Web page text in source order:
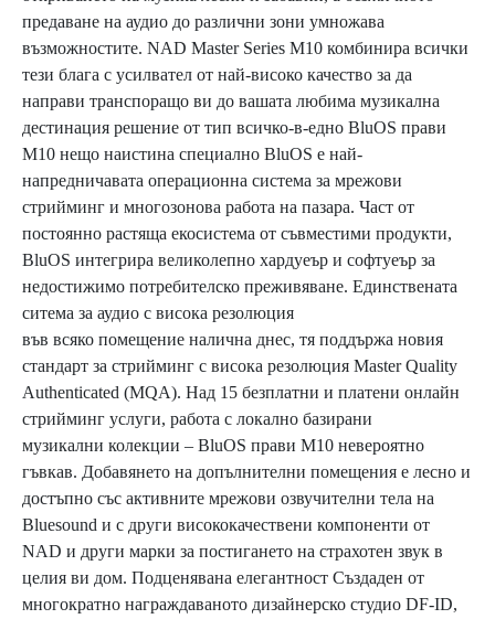
предаване на аудио до различни зони умножава
възможностите. NAD Master Series M10 комбинира всички
тези блага с усилвател от най-високо качество за да
направи транспоращо ви до вашата любима музикална
дестинация решение от тип всичко-в-едно BluOS прави
M10 нещо наистина специално BluOS е най-
напредничавата операционна система за мрежови
стрийминг и многозонова работа на пазара. Част от
постоянно растяща екосистема от съвместими продукти,
BluOS интегрира великолепно хардуеър и софтуеър за
недостижимо потребителско преживяване. Единствената
ситема за аудио с висока резолюция
във всяко помещение налична днес, тя поддържа новия
стандарт за стрийминг с висока резолюция Master Quality
Authenticated (MQA). Над 15 безплатни и платени онлайн
стрийминг услуги, работа с локално базирани
музикални колекции – BluOS прави M10 невероятно
гъвкав. Добавянето на допълнителни помещения е лесно и
достъпно със активните мрежови озвучителни тела на
Bluesound и с други висококачествени компоненти от
NAD и други марки за постигането на страхотен звук в
целия ви дом. Подценявана елегантност Създаден от
многократно награждаваното дизайнерско студио DF-ID,